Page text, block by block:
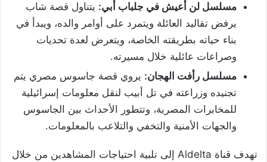
مسلسل لن أعيش في جلباب أبي: يتناول قصة شاب
يرفض تقاليد العائلة ويتمرد على أوامر والده، ويبدأ في
بناء حياته بطريقته الخاصة، ويتعرض لعدة تحديات
وصراعات عائلية خلال مسيرته.
مسلسل رأفت الهجان: يروي قصة جاسوس مصري يتم
تجنيده وزراعته في تل أبيب لنقل معلومات إسرائيلية
للمخابرات المصرية، وتتطور الأحداث بين الجاسوس
والجهات الأمنية والتخفي والتلاعب بالمعلومات.
تهدف قناة Aldelta إلى تلبية احتياجات المشاهدين من خلال